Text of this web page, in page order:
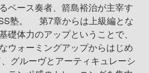
ベース奏者、箭島裕治が主宰す
塾。 第7章からは上級編とな
礎体力のアップということで、
ウォーミングアップからはじめ
グルーヴとアーティキュレーシ